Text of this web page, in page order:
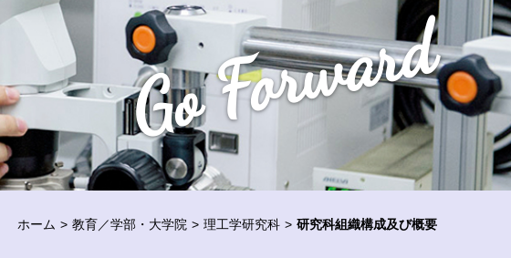
Go Forward
ホーム 教育／学部・大学院 理工学研究科 研究科組織構成及び概要